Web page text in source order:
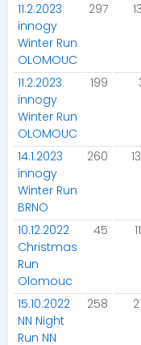
11.2.2023
innogy
Winter Run
OLOMOUC
297
11.2.2023
innogy
Winter Run
OLOMOUC
199
14.1.2023
innogy
Winter Run
BRNO
260
10.12.2022
Christmas
Run
Olomouc
45
15.10.2022
NN Night
Run NN
258